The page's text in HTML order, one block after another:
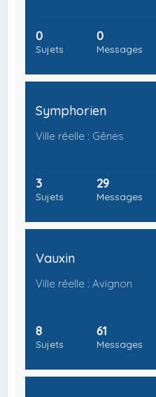
0
Sujets
0
Messages
Symphorien
Ville réelle : Gênes
3
Sujets
29
Messages
Vauxin
Ville réelle : Avignon
8
Sujets
61
Messages